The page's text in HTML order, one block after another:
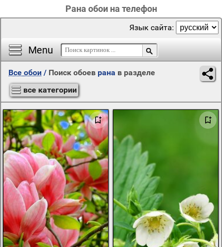
Рана обои на телефон
Menu
Язык сайта:
Все обои / Поиск обоев рана в разделе
все категории